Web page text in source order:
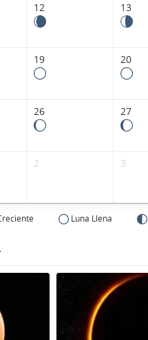
12 13
19 20
26 27
2 3
Luna Llena